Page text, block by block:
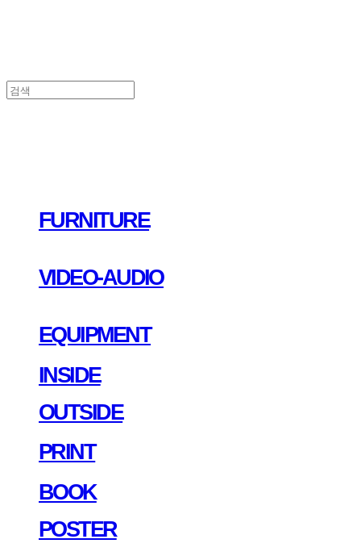
FURNITURE
VIDEO-AUDIO
EQUIPMENT
INSIDE
OUTSIDE
PRINT
BOOK
POSTER